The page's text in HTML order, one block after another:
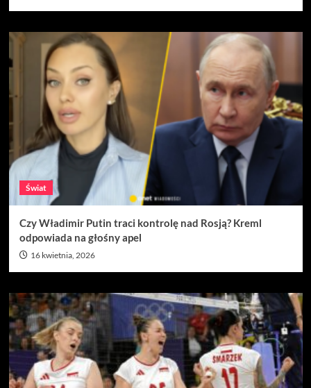
Świat
Czy Władimir Putin traci kontrolę nad Rosją? Kreml
odpowiada na głośny apel
16 kwietnia, 2026